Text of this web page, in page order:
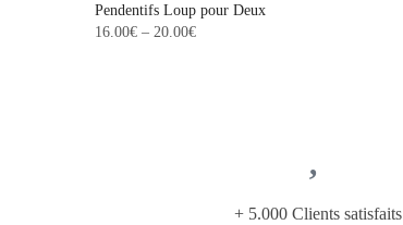
Pendentifs Loup pour Deux
16.00€ – 20.00€
+ 5.000 Clients satisfaits